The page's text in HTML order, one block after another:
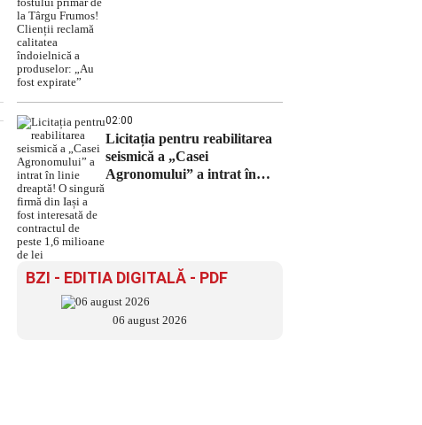
02:00
Licitația pentru reabilitarea
seismică a „Casei
Agronomului” a intrat în
BZI - EDITIA DIGITALĂ - PDF
06 august 2026